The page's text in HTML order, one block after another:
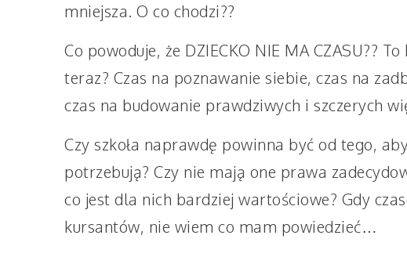
mniejsza. O co chodzi??
Co powoduje, że DZIECKO NIE MA CZASU??
teraz? Czas na poznawanie siebie, czas na
czas na budowanie prawdziwych i szczerych
Czy szkoła naprawdę powinna być od tego,
potrzebują? Czy nie mają one prawa
co jest dla nich bardziej wartościowe? Gdy
kursantów, nie wiem co mam powiedzieć…